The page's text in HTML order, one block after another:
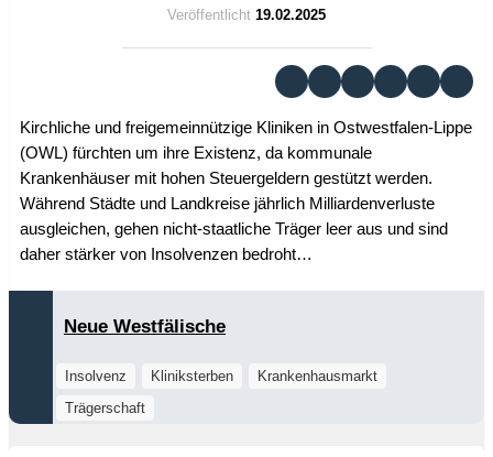
Veröffentlicht 19.02.2025
Kirchliche und freigemeinnützige Kliniken in Ostwestfalen-Lippe
(OWL) fürchten um ihre Existenz, da kommunale
Krankenhäuser mit hohen Steuergeldern gestützt werden.
Während Städte und Landkreise jährlich Milliardenverluste
ausgleichen, gehen nicht-staatliche Träger leer aus und sind
daher stärker von Insolvenzen bedroht…
Neue Westfälische
Insolvenz Kliniksterben
Krankenhausmarkt
Trägerschaft